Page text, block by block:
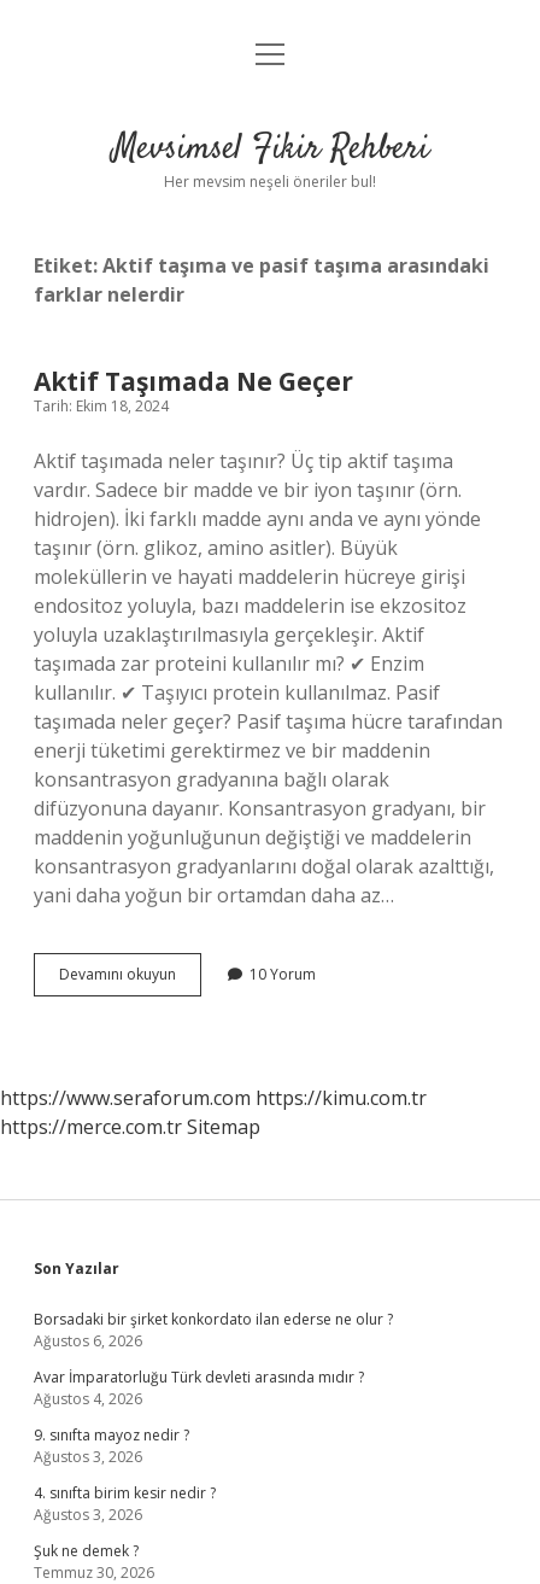
Anasayfa
Yasal Uyarı
menüyü
Mevsimsel Fikir Rehberi
Her mevsim neşeli öneriler bul!
Etiket:Aktif taşıma ve pasif taşıma arasındaki
farklar nelerdir
Aktif Taşımada Ne Geçer
Tarih: Ekim 18, 2024
Aktif taşımada neler taşınır? Üç tip aktif taşıma
vardır. Sadece bir madde ve bir iyon taşınır (örn.
hidrojen). İki farklı madde aynı anda ve aynı yönde
taşınır (örn. glikoz, amino asitler). Büyük
moleküllerin ve hayati maddelerin hücreye girişi
endositoz yoluyla, bazı maddelerin ise ekzositoz
yoluyla uzaklaştırılmasıyla gerçekleşir. Aktif
taşımada zar proteini kullanılır mı? ✔ Enzim
kullanılır. ✔ Taşıyıcı protein kullanılmaz. Pasif
taşımada neler geçer? Pasif taşıma hücre tarafından
enerji tüketimi gerektirmez ve bir maddenin
konsantrasyon gradyanına bağlı olarak
difüzyonuna dayanır. Konsantrasyon gradyanı, bir
maddenin yoğunluğunun değiştiği ve maddelerin
konsantrasyon gradyanlarını doğal olarak azalttığı,
yani daha yoğun bir ortamdan daha az…
Devamını okuyun
Taşımada
10 Yorum
https://www.seraforum.com https://kimu.com.tr
https://merce.com.trSitemap
Sidebar
Son Yazılar
Borsadaki bir şirket konkordato ilan ederse ne olur ?
Ağustos 6, 2026
Avar İmparatorluğu Türk devleti arasında mıdır ?
Ağustos 4, 2026
9. sınıfta mayoz nedir ?
Ağustos 3, 2026
4. sınıfta birim kesir nedir ?
Ağustos 3, 2026
Şuk ne demek ?
Temmuz 30, 2026